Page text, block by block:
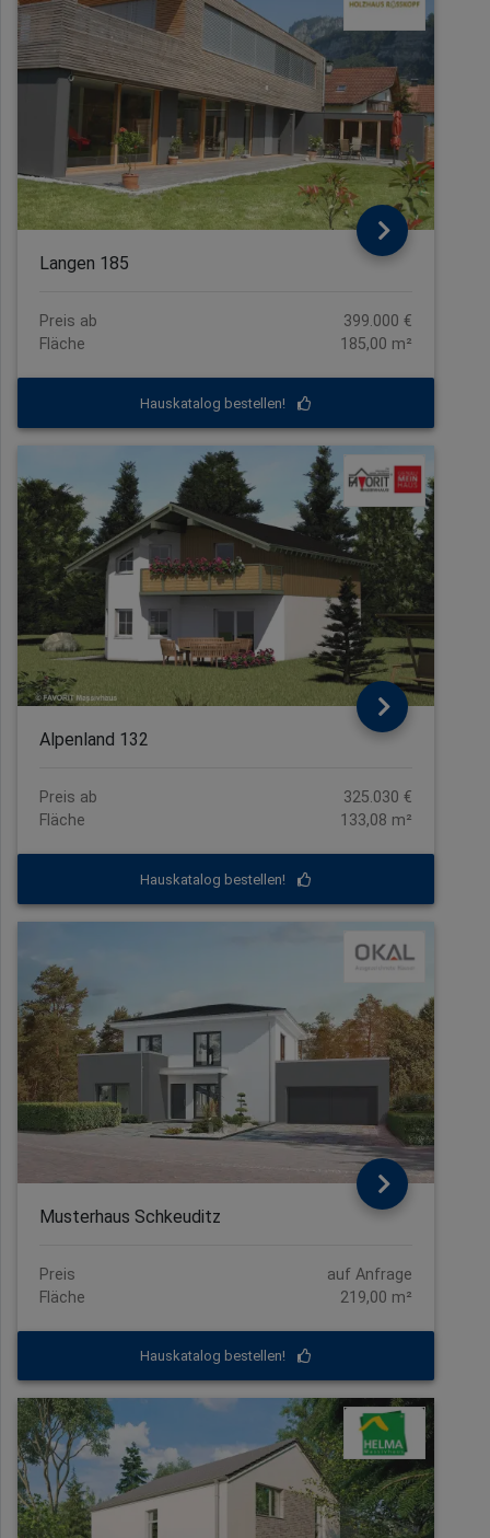
Langen 185
Preis ab
399.000 €
Fläche
185,00 m²
Hauskatalog bestellen!
Alpenland 132
Preis ab
325.030 €
Fläche
133,08 m²
Hauskatalog bestellen!
Musterhaus Schkeuditz
Preis
auf Anfrage
Fläche
219,00 m²
Hauskatalog bestellen!